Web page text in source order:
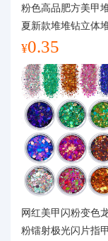
粉色高品肥方美甲
夏新款堆堆钻立体
装饰品
¥0.35
网红美甲闪粉变色
粉镭射极光闪片指